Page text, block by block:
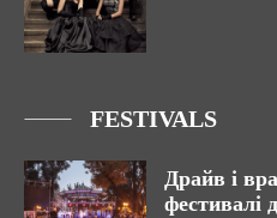
FESTIVALS
Драйв і
фестивалі